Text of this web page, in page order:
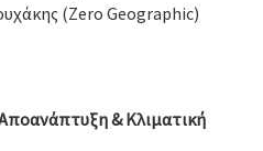
(Zero Geographic)
& Κλιματική